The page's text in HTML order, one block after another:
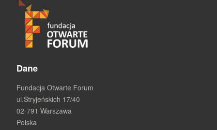
Dane
Fundacja Otwarte Forum
ul.Stryjeńskich 17/40
02-791 Warszawa
Polska